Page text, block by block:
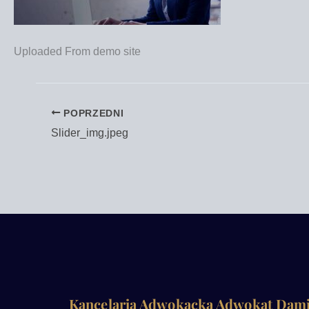
Uplo­aded From demo site
POPRZEDNI
Slider_img.jpeg
Kancelaria Adwokacka Adwokat